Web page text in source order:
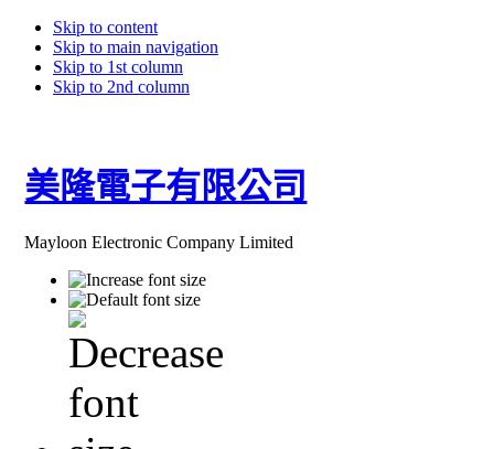
Skip to content
Skip to main navigation
Skip to 1st column
Skip to 2nd column
美隆電子有限公司
Mayloon Electronic Company Limited